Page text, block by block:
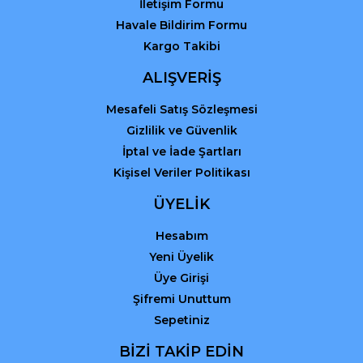
İletişim Formu
Havale Bildirim Formu
Kargo Takibi
ALIŞVERİŞ
Mesafeli Satış Sözleşmesi
Gizlilik ve Güvenlik
İptal ve İade Şartları
Kişisel Veriler Politikası
ÜYELİK
Hesabım
Yeni Üyelik
Üye Girişi
Şifremi Unuttum
Sepetiniz
BİZİ TAKİP EDİN